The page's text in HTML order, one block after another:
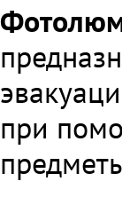
при